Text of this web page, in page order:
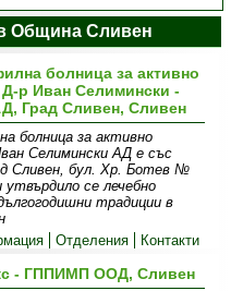
Община Сливен
болница за активно
Д-р Иван Селимински -
Град Сливен, Сливен
болница за активно
Селимински АД е със
Сливен, бул. Хр. Ботев №
се лечебно
традиции в
Отделения Контакти
- ГППИМП ООД, Сливен